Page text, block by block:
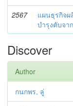
2567
แผนธุรกิจ
บำรุงตับจา
Discover
Author
กนกพร, ลู่